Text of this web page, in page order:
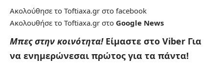
Ακολούθησε το Toftiaxa.gr στο facebook
Ακολουθήσε το Toftiaxa.gr στο Google News
Μπες στην κοινότητα! Είμαστε στο Viber Για
να ενημερώνεσαι πρώτος για τα πάντα!